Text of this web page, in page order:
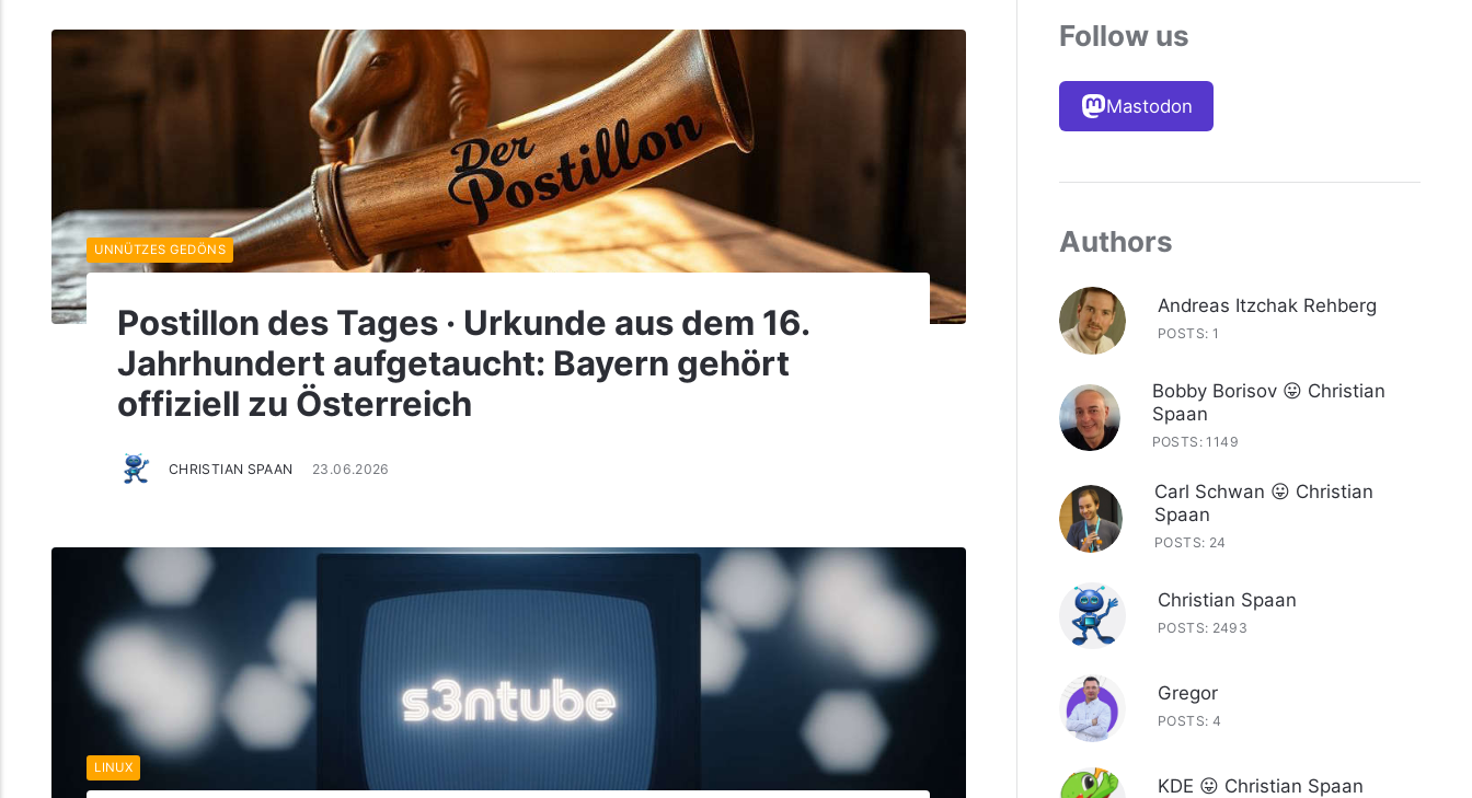
Postillon des Tages · Urkunde aus dem 16.
Jahrhundert aufgetaucht: Bayern gehört
offiziell zu Österreich
CHRISTIAN SPAAN 23.06.2026
UNNÜTZES GEDÖNS
LINUX
Follow us
Mastodon
Authors
Andreas Itzchak Rehberg
POSTS: 1
Bobby Borisov 😛 Christian
Spaan
POSTS: 1149
Carl Schwan 😛 Christian
Spaan
POSTS: 24
Christian Spaan
POSTS: 2493
Gregor
POSTS: 4
KDE 😛 Christian Spaan